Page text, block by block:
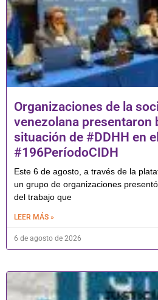
Organizaciones de la
venezolana presentaron
situación de #DDHH en el
#196PeríodoCIDH
Este 6 de agosto, a través de la
un grupo de organizaciones
del trabajo que
LEER MÁS »
6 de agosto de 2026